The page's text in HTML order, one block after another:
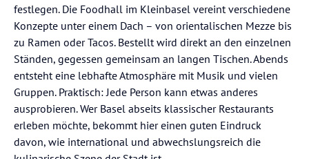
festlegen. Die Foodhall im Kleinbasel vereint verschiedene
Konzepte unter einem Dach – von orientalischen Mezze bis
zu Ramen oder Tacos. Bestellt wird direkt an den einzelnen
Ständen, gegessen gemeinsam an langen Tischen. Abends
entsteht eine lebhafte Atmosphäre mit Musik und vielen
Gruppen. Praktisch: Jede Person kann etwas anderes
ausprobieren. Wer Basel abseits klassischer Restaurants
erleben möchte, bekommt hier einen guten Eindruck
davon, wie international und abwechslungsreich die